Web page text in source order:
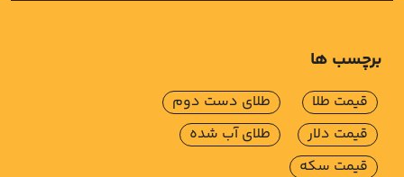
برچسب ها
قیمت طلا
قیمت دلار
قیمت سکه
طلای دست دوم
طلای آب شده